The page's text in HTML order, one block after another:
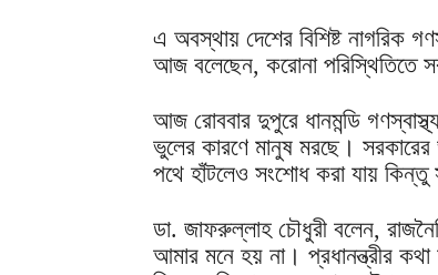
এ অবস্থায় দেশের বিশিষ্ট নাগরিক
আজ বলেছেন, করোনা পরিস্থিতিতে
আজ রোববার দুপুরে ধানমন্ডি
ভুলের কারণে মানুষ মরছে।
পথে হাঁটলেও সংশোধ করা যায়
ডা. জাফরুল্লাহ চৌধুরী বলেন,
আমার মনে হয় না। প্রধানন্ত্রীর